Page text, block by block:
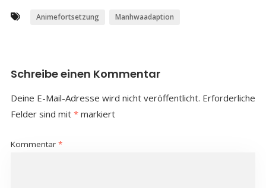
Animefortsetzung Manhwaadaption
Schreibe einen Kommentar
Deine E-Mail-Adresse wird nicht veröffentlicht. Erforderliche
Felder sind mit *markiert
Kommentar *